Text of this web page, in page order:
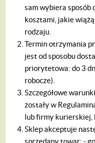
sam wybiera sposób
kosztami, jakie
rodzaju.
Termin otrzymania
jest od sposobu
priorytetowa: do 3
robocze).
Szczegółowe
zostały w
lub firmy kurierskiej,
Sklep akceptuje
sprzedany towar: -